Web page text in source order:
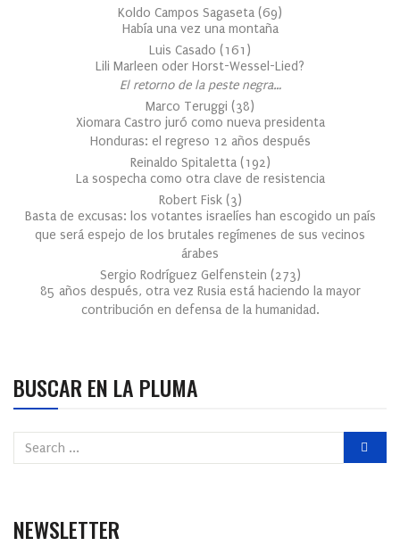
Koldo Campos Sagaseta (69)
Había una vez una montaña
Luis Casado (161 )
Lili Marleen oder Horst-Wessel-Lied?
El retorno de la peste negra…
Marco Teruggi (38)
Xiomara Castro juró como nueva presidenta
Honduras: el regreso 12 años después
Reinaldo Spitaletta (192)
La sospecha como otra clave de resistencia
Robert Fisk (3)
Basta de excusas: los votantes israelíes han escogido un país
que será espejo de los brutales regímenes de sus vecinos
árabes
Sergio Rodríguez Gelfenstein (273)
85 años después, otra vez Rusia está haciendo la mayor
contribución en defensa de la humanidad.
BUSCAR EN LA PLUMA
NEWSLETTER